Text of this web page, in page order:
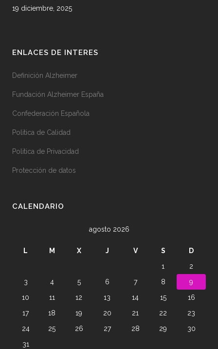
19 diciembre, 2025
ENLACES DE INTERES
Definición Alzheimer
Fundación Alzheimer España
Confederación Española
Politica de Calidad
Politica de Privacidad
Protección de datos
CALENDARIO
agosto 2026
L M X J V S
D
1
2
3
4 5 6 7 8
9
10
11 12 13 14 15
16
17
18 19 20 21 22
23
24
25 26 27 28 29
30
31